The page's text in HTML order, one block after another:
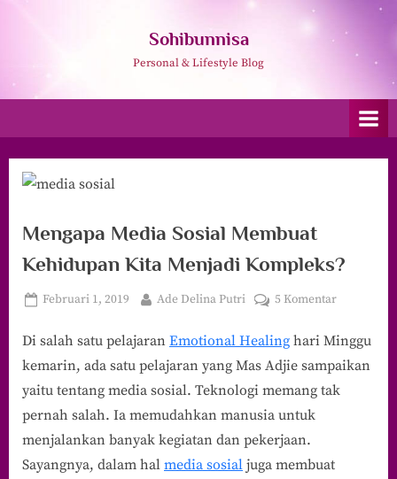
Sohibunnisa
Personal & Lifestyle Blog
Mengapa Media Sosial Membuat
Kehidupan Kita Menjadi Kompleks?
Posted
Februari 1, 2019 By
Ade Delina Putri 5 Komentarpada
Media
Sosial
Di salah satu pelajaran Emotional Healing hari Minggu
kemarin, ada satu pelajaran yang Mas Adjie sampaikan
yaitu tentang media sosial. Teknologi memang tak
pernah salah. Ia memudahkan manusia untuk
menjalankan banyak kegiatan dan pekerjaan.
Sayangnya, dalam hal media sosial juga membuat